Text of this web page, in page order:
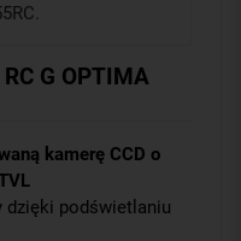
G OPTIMA
kamerę CCD o
dzięki podświetlaniu